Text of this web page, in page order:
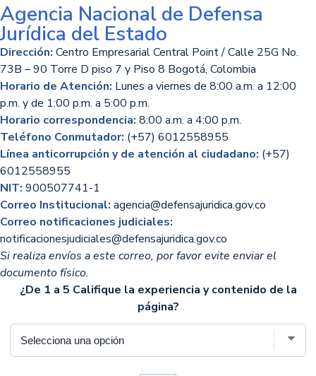
Agencia Nacional de Defensa
Jurídica del Estado
Dirección: Centro Empresarial Central Point / Calle 25G No.
73B – 90 Torre D piso 7 y Piso 8 Bogotá, Colombia
Horario de Atención: Lunes a viernes de 8:00 a.m. a 12:00
p.m. y de 1:00 p.m. a 5:00 p.m.
Horario correspondencia: 8:00 a.m. a 4:00 p.m.
Teléfono Conmutador: (+57) 6012558955
Línea anticorrupción y de atención al ciudadano: (+57)
6012558955
NIT: 900507741-1
Correo Institucional: agencia@defensajuridica.gov.co
Correo notificaciones judiciales:
notificacionesjudiciales@defensajuridica.gov.co
Si realiza envíos a este correo, por favor evite enviar el
documento físico.
¿De 1 a 5 Califique la experiencia y contenido de la
página?